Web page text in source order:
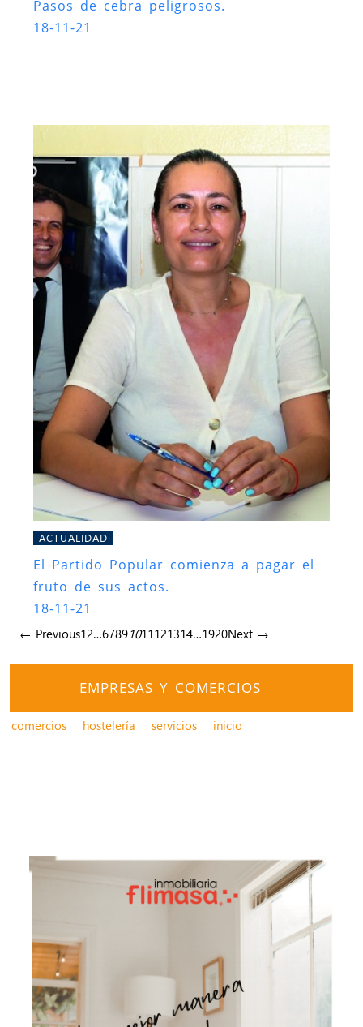
Pasos de cebra peligrosos.
18-11-21
ACTUALIDAD
El Partido Popular comienza a pagar el
fruto de sus actos.
18-11-21
← Previous12…67891011121314…1920Next →
EMPRESAS Y COMERCIOS
comercios hostelería servicios inicio